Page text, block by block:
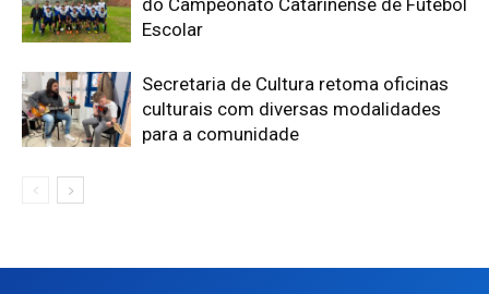
Escolar
Secretaria de Cultura retoma oficinas
culturais com diversas modalidades
para a comunidade